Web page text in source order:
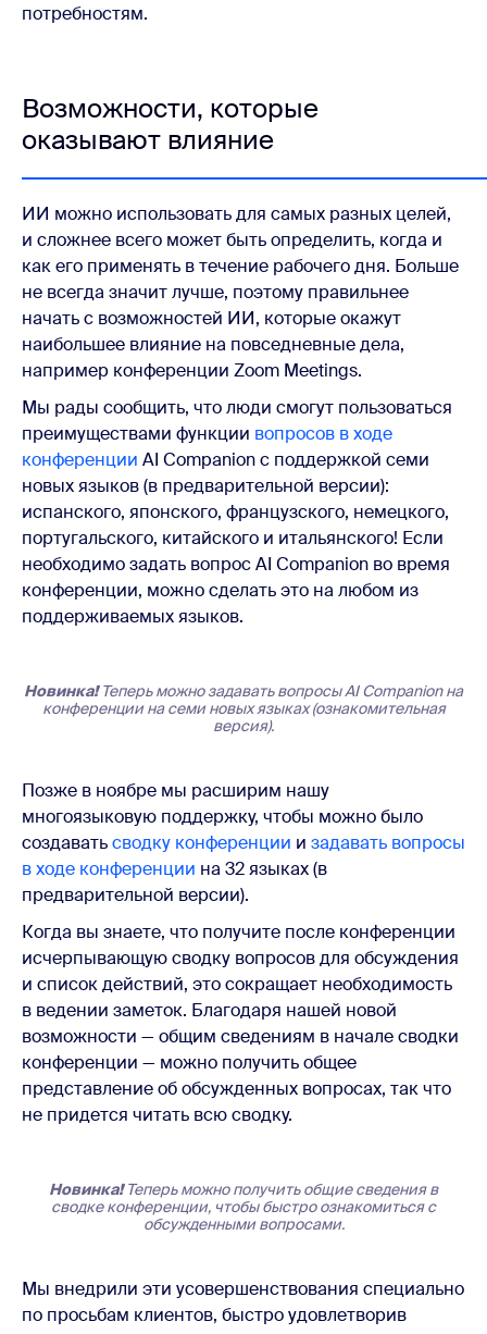
потребностям.
Возможности, которые
оказывают влияние
ИИ можно использовать для самых разных целей,
и сложнее всего может быть определить, когда и
как его применять в течение рабочего дня. Больше
не всегда значит лучше, поэтому правильнее
начать с возможностей ИИ, которые окажут
наибольшее влияние на повседневные дела,
например конференции Zoom Meetings.
Мы рады сообщить, что люди смогут пользоваться
преимуществами функции вопросов в ходе
конференции AI Companion с поддержкой семи
новых языков (в предварительной версии):
испанского, японского, французского, немецкого,
португальского, китайского и итальянского! Если
необходимо задать вопрос AI Companion во время
конференции, можно сделать это на любом из
поддерживаемых языков.
Новинка!Теперь можно задавать вопросы AI Companion на
конференции на семи новых языках (ознакомительная
версия).
Позже в ноябре мы расширим нашу
многоязыковую поддержку, чтобы можно было
создаватьсводку конференции и задавать вопросы
в ходе конференции на 32 языках (в
предварительной версии).
Когда вы знаете, что получите после конференции
исчерпывающую сводку вопросов для обсуждения
и список действий, это сокращает необходимость
в ведении заметок. Благодаря нашей новой
возможности — общим сведениям в начале сводки
конференции — можно получить общее
представление об обсужденных вопросах, так что
не придется читать всю сводку.
Новинка!Теперь можно получить общие сведения в
сводке конференции, чтобы быстро ознакомиться с
обсужденными вопросами.
Мы внедрили эти усовершенствования специально
по просьбам клиентов, быстро удовлетворив